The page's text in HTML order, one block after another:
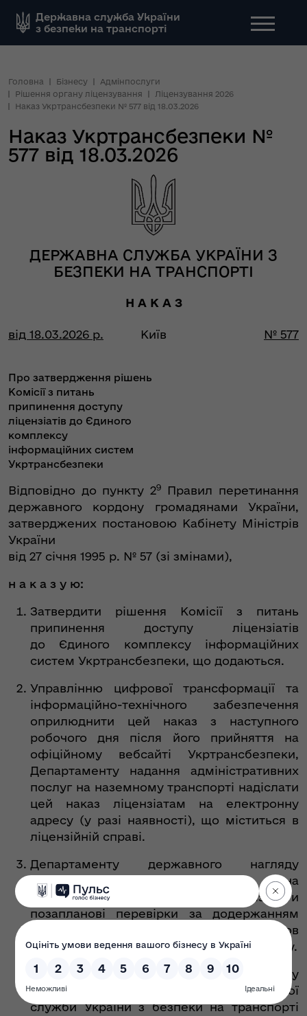
Державна служба України
з безпеки на транспорті
Головна Бізнесу
Адмінпослуги
Рішення органу ліцензування
Ліцензування 2026
Наказ Укртрансбезпеки № 577 від 18.03.2026
Наказ Укртрансбезпеки №
577 від 18.03.2026
ДЕРЖАВНА СЛУЖБА УКРАЇНИ З
БЕЗПЕКИ НА ТРАНСПОРТІ
Н А К А З
від 18.03.2026 р. Київ № 577
Про затвердження рішень
Комісії з питань
припинення доступу
ліцензіатів до Єдиного
комплексу
інформаційних систем
Укртрансбезпеки
Відповідно до пункту 29
Правил перетинання
державного кордону громадянами України,
затверджених постановою Кабінету Міністрів
України
від 27 січня 1995 р. № 57 (зі змінами),
н а к а з у ю:
Затвердити рішення Комісії з питань
припинення доступу ліцензіатів
до Єдиного комплексу інформаційних
систем Укртрансбезпеки, що додаються.
Управлінню цифрової трансформації та
інформаційно-технічного забезпечення
оприлюднити цей наказ з наступного
робочого дня після його прийняття на
офіційному вебсайті Укртрансбезпеки,
Департаменту надання адміністративних
послуг на наземному транспорті надіслати
цей наказ ліцензіатам на електронну
адресу (у разі наявності), що міститься в
ліцензійній справі.
Департаменту державного нагляду
(контролю) за безпекою на
наземному транспорті організувати
позапланові перевірки за додержанням
ліцензіатами вимог ліцензійних умов
згідно з додатком до пункту 1 цього наказу.
Контроль за виконанням цього наказу
покласти на заступника Голови Державної
служби України з безпеки на транспорті